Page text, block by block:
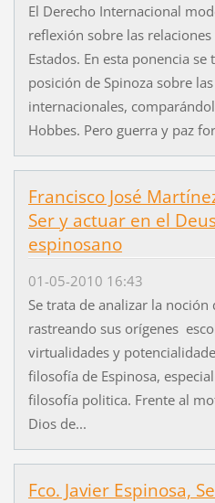
El Derecho Internacional
reflexión sobre las
Estados. En esta ponencia
posición de Spinoza sobre
internacionales,
Hobbes. Pero guerra y paz
Francisco José
Ser y actuar en el
espinosano
01-05-2010 16:43
Se trata de analizar la noción
rastreando sus orígenes
virtualidades y
filosofía de Espinosa,
filosofía politica. Frente al
Dios de...
Fco. Javier Espinosa,